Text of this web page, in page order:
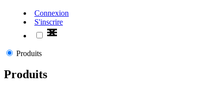
Connexion
S'inscrire
Produits
Produits